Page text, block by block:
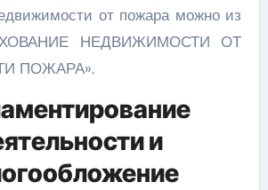
от пожара можно из
НЕДВИЖИМОСТИ ОТ
ПОЖАРА».
и